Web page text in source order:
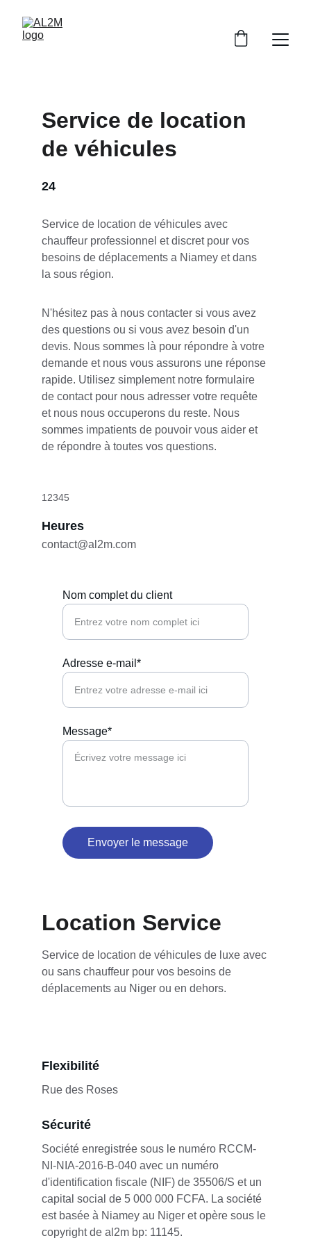
Service de location
de véhicules
Service de location de véhicules avec
chauffeur professionnel et discret pour vos
besoins de déplacements a Niamey et dans
la sous région.
N'hésitez pas à nous contacter si vous avez
des questions ou si vous avez besoin d'un
devis. Nous sommes là pour répondre à votre
demande et nous vous assurons une réponse
rapide. Utilisez simplement notre formulaire
de contact pour nous adresser votre requête
et nous nous occuperons du reste. Nous
sommes impatients de pouvoir vous aider et
de répondre à toutes vos questions.
24
12345
Heures
contact@al2m.com
Nom complet du client
Adresse e-mail*
Message*
Envoyer le message
Location Service
Service de location de véhicules de luxe avec
ou sans chauffeur pour vos besoins de
déplacements au Niger ou en dehors.
Flexibilité
Rue des Roses
Sécurité
Société enregistrée sous le numéro RCCM-
NI-NIA-2016-B-040 avec un numéro
d'identification fiscale (NIF) de 35506/S et un
capital social de 5 000 000 FCFA. La société
est basée à Niamey au Niger et opère sous le
copyright de al2m bp: 11145.